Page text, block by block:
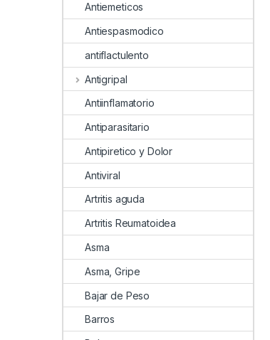
Antiemeticos
Antiespasmodico
antiflactulento
Antigripal
Antiinflamatorio
Antiparasitario
Antipiretico y Dolor
Antiviral
Artritis aguda
Artritis Reumatoidea
Asma
Asma, Gripe
Bajar de Peso
Barros